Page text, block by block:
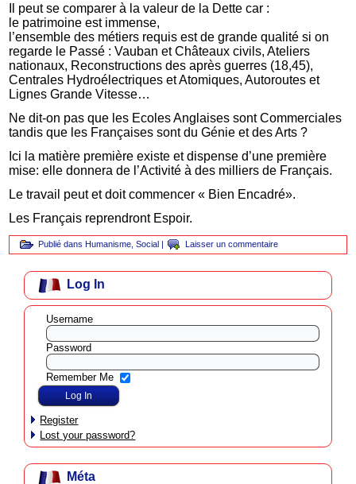
Il peut se comparer à la valeur de la Dette car :
le patrimoine est immense,
l’ensemble des métiers requis est de grande qualité si on
regarde le Passé : Vauban et Châteaux civils, Ateliers
nationaux, Reconstructions des après guerres (18,45),
Centrales Hydroélectriques et Atomiques, Autoroutes et
Lignes Grande Vitesse…
Ne dit-on pas que les Ecoles Anglaises sont Commerciales
tandis que les Françaises sont du Génie et des Arts ?
Ici la matière première existe et dispense d’une première
mise: elle donnera de l’Activité à des milliers de Français.
Le travail peut et doit commencer « Bien Encadré».
Les Français reprendront Espoir.
Publié dans Humanisme ,Social | Laisser un commentaire
Log In
Username
Password
Remember Me
Register
Lost your password?
Méta